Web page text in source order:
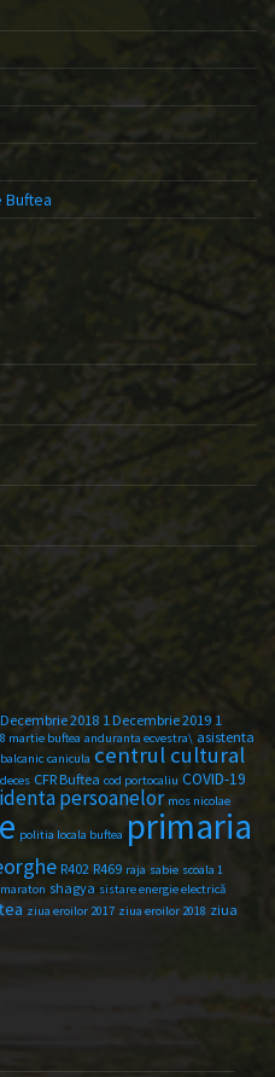
2018 1 Decembrie 2019 1
8 martie buftea anduranta ecvestra\ asistenta
canicula centrul cultural
CFR Buftea cod portocaliu COVID-19
persoanelor mos nicolae
politia locala buftea primaria
R402 R469 raja sabie scoala 1
shagya sistare energie electrică
ziua eroilor 2017 ziua eroilor 2018 ziua